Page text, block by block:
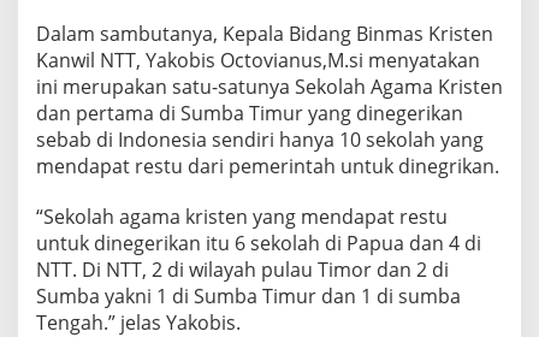
Dalam sambutanya, Kepala Bidang Binmas Kristen
Kanwil NTT, Yakobis Octovianus,M.si menyatakan
ini merupakan satu-satunya Sekolah Agama Kristen
dan pertama di Sumba Timur yang dinegerikan
sebab di Indonesia sendiri hanya 10 sekolah yang
mendapat restu dari pemerintah untuk dinegrikan.
“Sekolah agama kristen yang mendapat restu
untuk dinegerikan itu 6 sekolah di Papua dan 4 di
NTT. Di NTT, 2 di wilayah pulau Timor dan 2 di
Sumba yakni 1 di Sumba Timur dan 1 di sumba
Tengah.” jelas Yakobis.